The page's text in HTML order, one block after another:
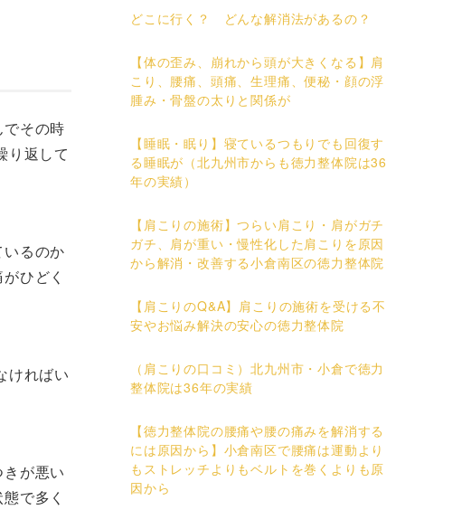
その時
り返して
るのか
ひどく
ければい
が悪い
で多く
どこに行く？ どんな解消法があるの？
【体の歪み、崩れから頭が大きくなる】肩
こり、腰痛、頭痛、生理痛、便秘・顔の浮
腫み・骨盤の太りと関係が
【睡眠・眠り】寝ているつもりでも回復す
る睡眠が（北九州市からも徳力整体院は36
年の実績）
【肩こりの施術】つらい肩こり・肩がガチ
ガチ、肩が重い・慢性化した肩こりを原因
から解消・改善する小倉南区の徳力整体院
【肩こりのQ&A】肩こりの施術を受ける不
安やお悩み解決の安心の徳力整体院
（肩こりの口コミ）北九州市・小倉で徳力
整体院は36年の実績
【徳力整体院の腰痛や腰の痛みを解消する
には原因から】小倉南区で腰痛は運動より
もストレッチよりもベルトを巻くよりも原
因から